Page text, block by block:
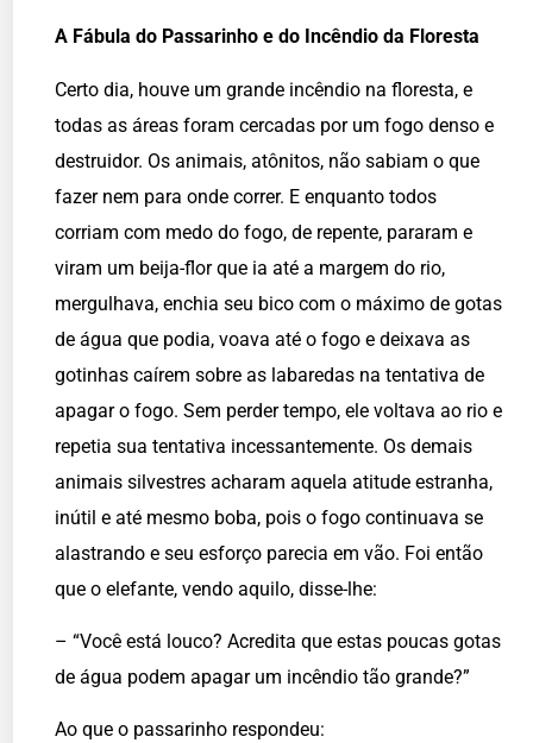
A Fábula do Passarinho e do Incêndio da Floresta
Certo dia, houve um grande incêndio na floresta, e
todas as áreas foram cercadas por um fogo denso e
destruidor. Os animais, atônitos, não sabiam o que
fazer nem para onde correr. E enquanto todos
corriam com medo do fogo, de repente, pararam e
viram um beija-flor que ia até a margem do rio,
mergulhava, enchia seu bico com o máximo de gotas
de água que podia, voava até o fogo e deixava as
gotinhas caírem sobre as labaredas na tentativa de
apagar o fogo. Sem perder tempo, ele voltava ao rio e
repetia sua tentativa incessantemente. Os demais
animais silvestres acharam aquela atitude estranha,
inútil e até mesmo boba, pois o fogo continuava se
alastrando e seu esforço parecia em vão. Foi então
que o elefante, vendo aquilo, disse-lhe:
– “Você está louco? Acredita que estas poucas gotas
de água podem apagar um incêndio tão grande?”
Ao que o passarinho respondeu: